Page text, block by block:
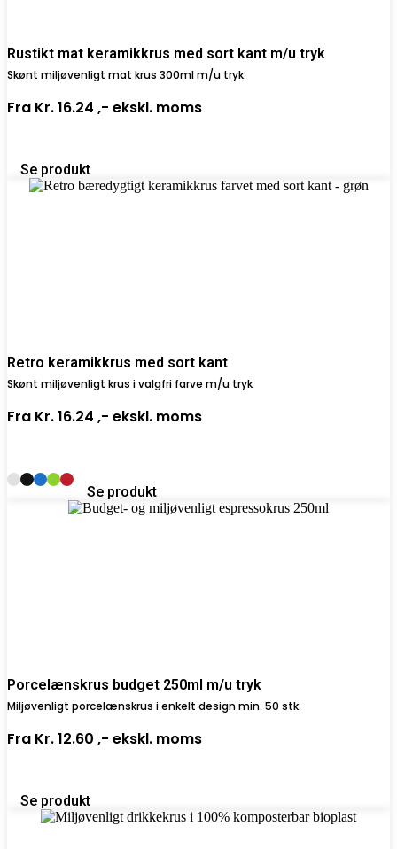
Rustikt mat keramikkrus med sort kant m/u tryk
Skønt miljøvenligt mat krus 300ml m/u tryk
Fra Kr. 16.24 ,- ekskl. moms
Se produkt
Retro keramikkrus med sort kant
Skønt miljøvenligt krus i valgfri farve m/u tryk
Fra Kr. 16.24 ,- ekskl. moms
Se produkt
Porcelænskrus budget 250ml m/u tryk
Miljøvenligt porcelænskrus i enkelt design min. 50 stk.
Fra Kr. 12.60 ,- ekskl. moms
Se produkt